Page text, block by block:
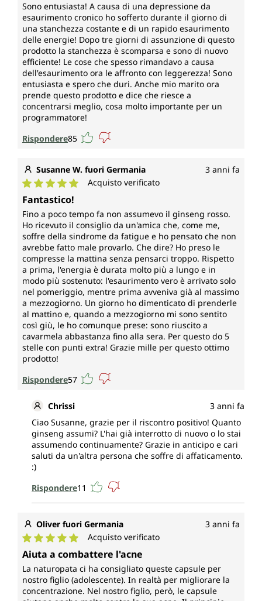
Sono entusiasta! A causa di una depressione da
esaurimento cronico ho sofferto durante il giorno di
una stanchezza costante e di un rapido esaurimento
delle energie! Dopo tre giorni di assunzione di questo
prodotto la stanchezza è scomparsa e sono di nuovo
efficiente! Le cose che spesso rimandavo a causa
dell'esaurimento ora le affronto con leggerezza! Sono
entusiasta e spero che duri. Anche mio marito ora
prende questo prodotto e dice che riesce a
concentrarsi meglio, cosa molto importante per un
programmatore!
Rispondere85
Susanne W. fuori Germania 3 anni fa
Valutazione media di 5 su 5 stelle
Acquisto verificato
Fantastico!
Fino a poco tempo fa non assumevo il ginseng rosso.
Ho ricevuto il consiglio da un'amica che, come me,
soffre della sindrome da fatigue e ho pensato che non
avrebbe fatto male provarlo. Che dire? Ho preso le
compresse la mattina senza pensarci troppo. Rispetto
a prima, l'energia è durata molto più a lungo e in
modo più sostenuto: l'esaurimento vero è arrivato solo
nel pomeriggio, mentre prima avveniva già al massimo
a mezzogiorno. Un giorno ho dimenticato di prenderle
al mattino e, quando a mezzogiorno mi sono sentito
così giù, le ho comunque prese: sono riuscito a
cavarmela abbastanza fino alla sera. Per questo do 5
stelle con punti extra! Grazie mille per questo ottimo
prodotto!
Rispondere57
Chrissi
3 anni fa
Ciao Susanne, grazie per il riscontro positivo! Quanto
ginseng assumi? L'hai già interrotto di nuovo o lo stai
assumendo continuamente? Grazie in anticipo e cari
saluti da un'altra persona che soffre di affaticamento.
:)
Rispondere11
Oliver fuori Germania 3 anni fa
Valutazione media di 5 su 5 stelle
Acquisto verificato
Aiuta a combattere l'acne
La naturopata ci ha consigliato queste capsule per
nostro figlio (adolescente). In realtà per migliorare la
concentrazione. Nel nostro figlio, però, le capsule